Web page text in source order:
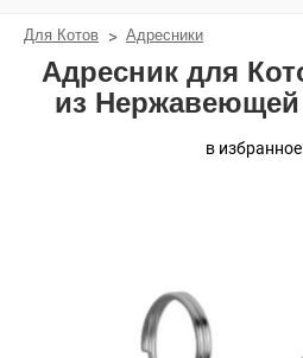
Для Котов Адресники
Адресник для
из Нержавеющей
в избранное